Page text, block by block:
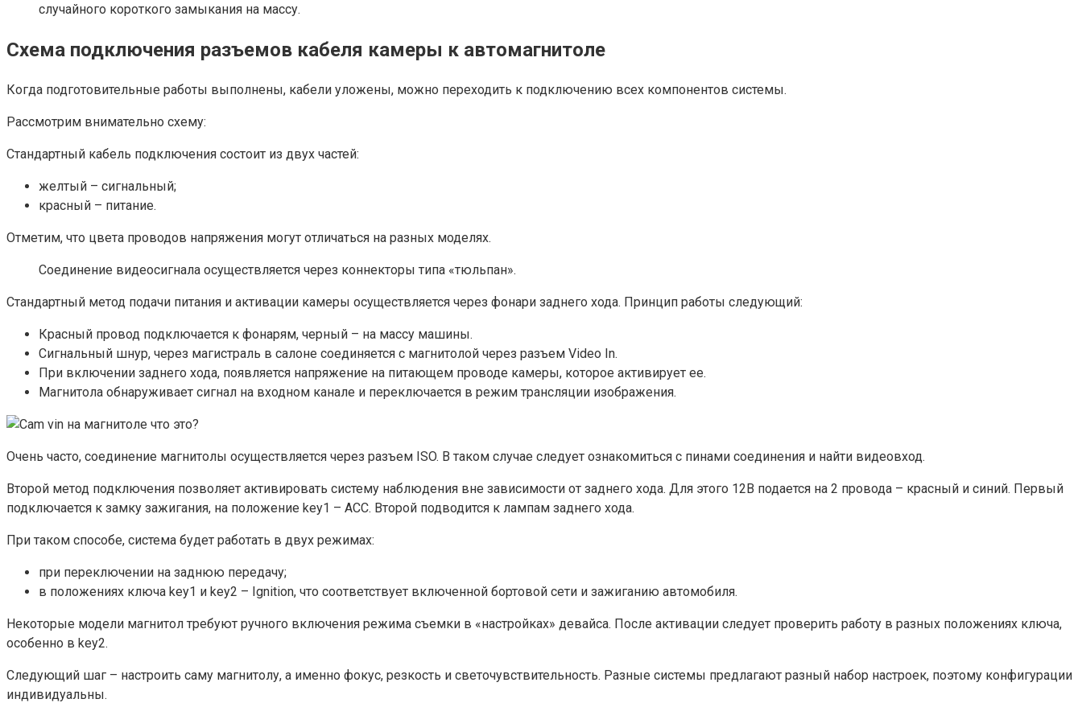
случайного короткого замыкания на массу.
Схема подключения разъемов кабеля камеры к автомагнитоле
Когда подготовительные работы выполнены, кабели уложены, можно переходить к подключению всех компонентов системы.
Рассмотрим внимательно схему:
Стандартный кабель подключения состоит из двух частей:
желтый – сигнальный;
красный – питание.
Отметим, что цвета проводов напряжения могут отличаться на разных моделях.
Соединение видеосигнала осуществляется через коннекторы типа «тюльпан».
Стандартный метод подачи питания и активации камеры осуществляется через фонари заднего хода. Принцип работы следующий:
Красный провод подключается к фонарям, черный – на массу машины.
Сигнальный шнур, через магистраль в салоне соединяется с магнитолой через разъем Video In.
При включении заднего хода, появляется напряжение на питающем проводе камеры, которое активирует ее.
Магнитола обнаруживает сигнал на входном канале и переключается в режим трансляции изображения.
Очень часто, соединение магнитолы осуществляется через разъем ISO. В таком случае следует ознакомиться с пинами соединения и найти видеовход.
Второй метод подключения позволяет активировать систему наблюдения вне зависимости от заднего хода. Для этого 12В подается на 2 провода – красный и синий. Первый
подключается к замку зажигания, на положение key1 – ACC. Второй подводится к лампам заднего хода.
При таком способе, система будет работать в двух режимах:
при переключении на заднюю передачу;
в положениях ключа key1 и key2 – Ignition, что соответствует включенной бортовой сети и зажиганию автомобиля.
Некоторые модели магнитол требуют ручного включения режима съемки в «настройках» девайса. После активации следует проверить работу в разных положениях ключа,
особенно в key2.
Следующий шаг – настроить саму магнитолу, а именно фокус, резкость и светочувствительность. Разные системы предлагают разный набор настроек, поэтому конфигурации
индивидуальны.